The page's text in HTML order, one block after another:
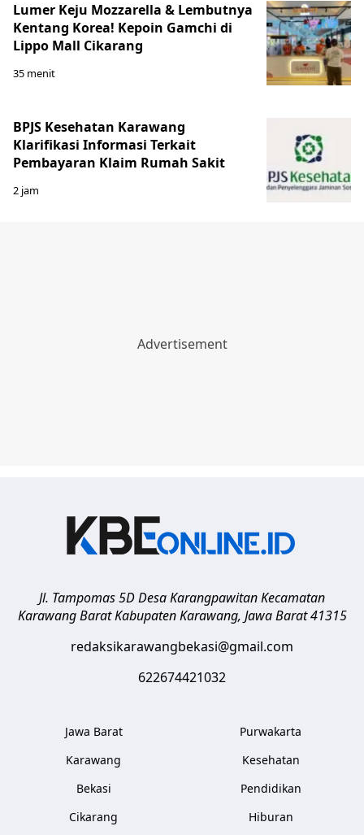
Lumer Keju Mozzarella & Lembutnya
Kentang Korea! Kepoin Gamchi di
Lippo Mall Cikarang
35 menit
BPJS Kesehatan Karawang
Klarifikasi Informasi Terkait
Pembayaran Klaim Rumah Sakit
2 jam
Jl. Tampomas 5D Desa Karangpawitan Kecamatan
Karawang Barat Kabupaten Karawang, Jawa Barat 41315
redaksikarawangbekasi@gmail.com
622674421032
Jawa Barat
Karawang
Bekasi
Cikarang
Purwakarta
Kesehatan
Pendidikan
Hiburan